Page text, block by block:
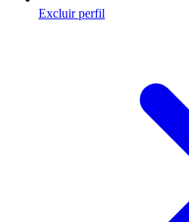
Excluir perfil